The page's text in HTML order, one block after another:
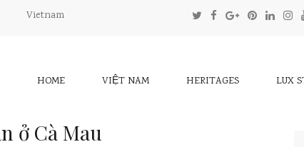
Vietnam
HOME VIỆT NAM HERITAGES LUX
ở Cà Mau